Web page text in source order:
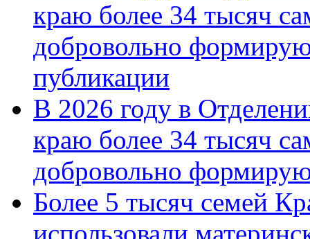
краю более 34 тысяч
добровольно
публикации
В 2026 году в
краю более 34 тысяч
добровольно
Более 5 тысяч семей
использовали